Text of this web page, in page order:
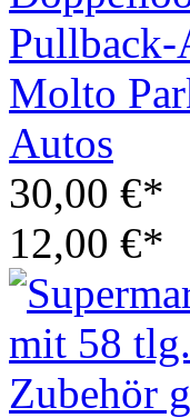
Molto
Autos
30,00 €*
12,00 €*